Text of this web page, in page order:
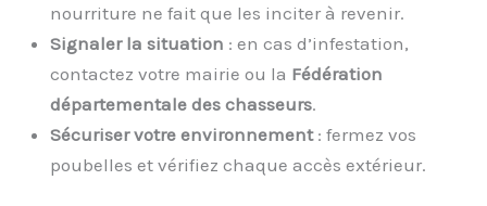
nourriture ne fait que les inciter à revenir.
Signaler la situation : en cas d’infestation,
contactez votre mairie ou la Fédération
départementale des chasseurs.
Sécuriser votre environnement: fermez vos
poubelles et vérifiez chaque accès extérieur.